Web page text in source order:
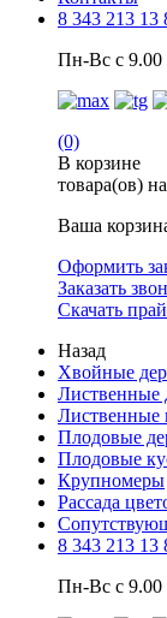
8 343 213 13
Пн-Вс с 9.00
(0)
В корзине
товара(ов)
Ваша
Оформить
Заказать
Скачать
Назад
Хвойные
Лиственные
Лиственные
Плодовые
Плодовые
Крупномеры
Рассада
8 343 213 13
Пн-Вс с 9.00